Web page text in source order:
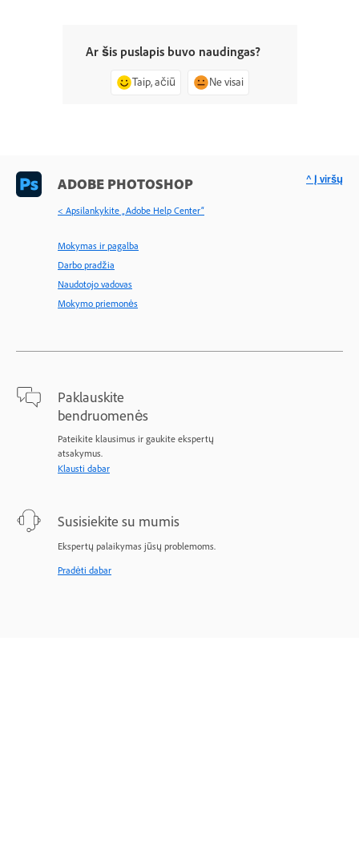
Ar šis puslapis buvo naudingas?
Taip, ačiū Ne visai
ADOBE PHOTOSHOP
< Apsilankykite „Adobe Help Center“
Mokymas ir pagalba
Darbo pradžia
Naudotojo vadovas
Mokymo priemonės
Paklauskite
bendruomenės
Pateikite klausimus ir gaukite ekspertų
atsakymus.
Klausti dabar
Susisiekite su mumis
Ekspertų palaikymas jūsų problemoms.
Pradėti dabar
^ Į viršų